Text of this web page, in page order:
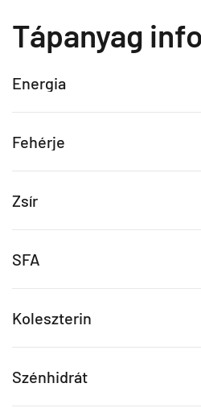
Tápanyag
Energia
Fehérje
Zsír
SFA
Koleszterin
Szénhidrát